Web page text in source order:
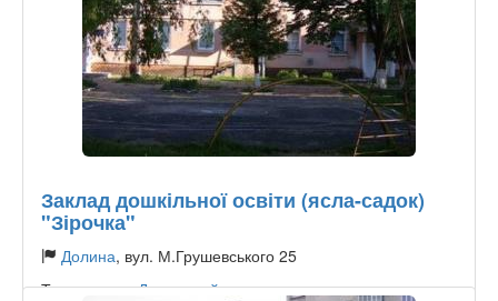
Заклад дошкільної освіти (ясла-садок)
"Зірочка"
Долина, вул. М.Грушевського 25
Тип садочку:Державний